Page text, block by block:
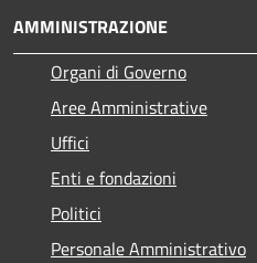
AMMINISTRAZIONE
Organi di Governo
Aree Amministrative
Uffici
Enti e fondazioni
Politici
Personale Amministrativo